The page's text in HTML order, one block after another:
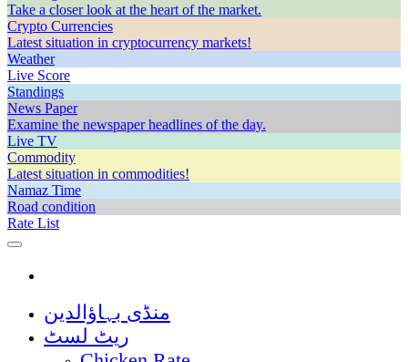
Take a closer look at the heart of the market.
Crypto Currencies
Latest situation in cryptocurrency markets!
Weather
Live Score
Standings
News Paper
Examine the newspaper headlines of the day.
Live TV
Commodity
Latest situation in commodities!
Namaz Time
Road condition
Rate List
منڈی بہاؤالدین
ریٹ لسٹ